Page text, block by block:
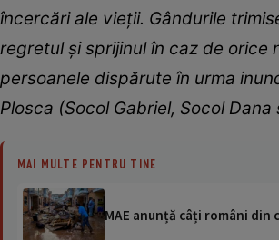
încercări ale vieții. Gândurile
regretul și sprijinul în caz de
persoanele dispărute în urma
Plosca (Socol Gabriel, Socol Dana
MAI MULTE PENTRU TINE
MAE anunță câți români